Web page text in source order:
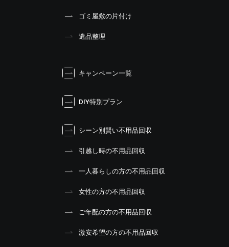
ゴミ屋敷の片付け
遺品整理
キャンペーン一覧
DIY特別プラン
シーン別賢い不用品回収
引越し時の不用品回収
一人暮らしの方の不用品回収
女性の方の不用品回収
ご年配の方の不用品回収
激安希望の方の不用品回収